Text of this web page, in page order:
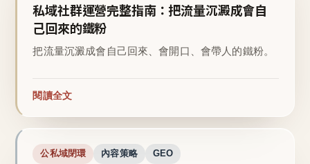
私域社群運營完整指南：把流量沉澱成會自
己回來的鐵粉
把流量沉澱成會自己回來、會開口、會帶人的鐵粉。
閱讀全文
公私域閉環 內容策略 GEO